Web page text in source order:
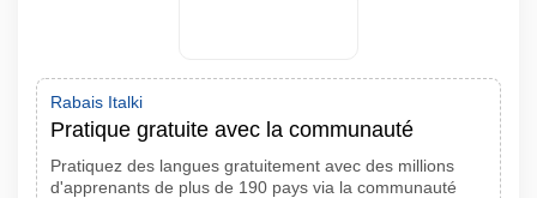
Rabais Italki
Pratique gratuite avec la communauté
Pratiquez des langues gratuitement avec des millions
d'apprenants de plus de 190 pays via la communauté